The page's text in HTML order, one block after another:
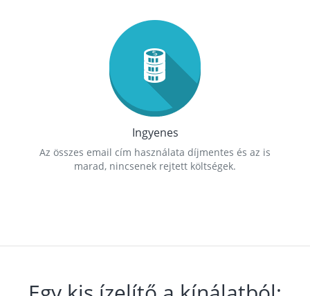
Ingyenes
Az összes email cím használata díjmentes és az is
marad, nincsenek rejtett költségek.